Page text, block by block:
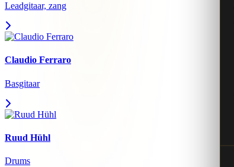
Leadgitaar, zang
Claudio Ferraro
Basgitaar
Ruud Hühl
Drums